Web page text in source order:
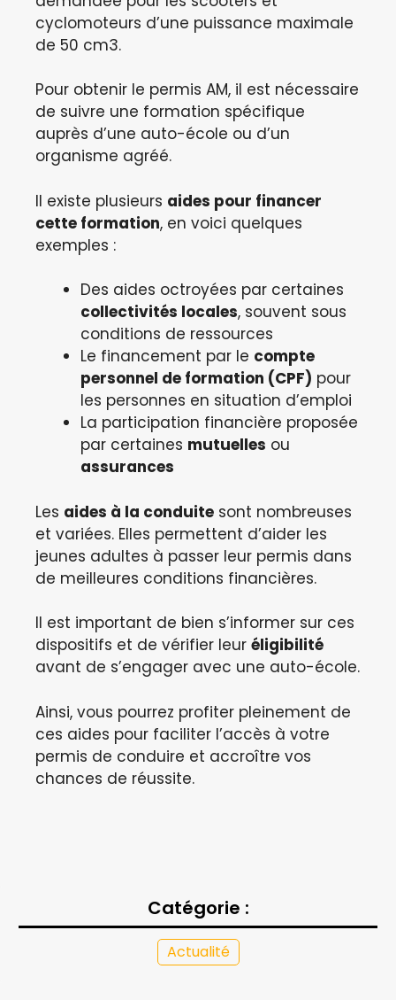
cyclomoteurs d’une puissance maximale
de 50 cm3.
Pour obtenir le permis AM, il est nécessaire
de suivre une formation spécifique
auprès d’une auto-école ou d’un
organisme agréé.
Il existe plusieurs aides pour financer
cette formation, en voici quelques
exemples :
Des aides octroyées par certaines
collectivités locales, souvent sous
conditions de ressources
Le financement par le compte
personnel de formation (CPF) pour
les personnes en situation d’emploi
La participation financière proposée
par certaines mutuelles ou
assurances
Les aides à la conduite sont nombreuses
et variées. Elles permettent d’aider les
jeunes adultes à passer leur permis dans
de meilleures conditions financières.
Il est important de bien s’informer sur ces
dispositifs et de vérifier leur éligibilité
avant de s’engager avec une auto-école.
Ainsi, vous pourrez profiter pleinement de
ces aides pour faciliter l’accès à votre
permis de conduire et accroître vos
chances de réussite.
Catégorie :
Actualité